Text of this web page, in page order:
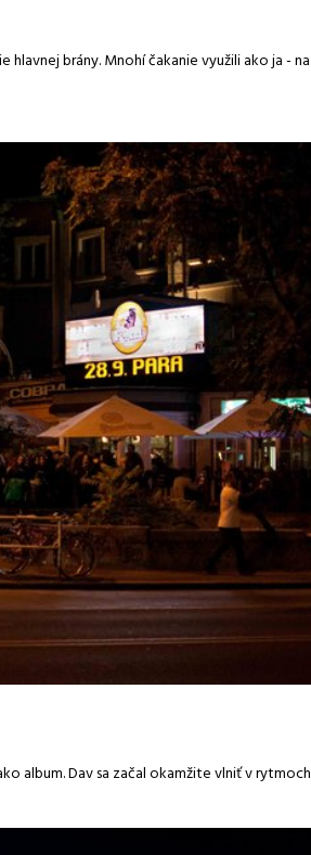
brány. Mnohí čakanie využili ako ja - na
album. Dav sa začal okamžite vlniť v rytmoch